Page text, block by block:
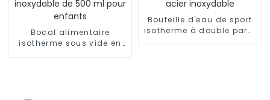
Bocal alimentaire
isotherme sous vide en
Bouteille d'eau de sport
isotherme à double paroi